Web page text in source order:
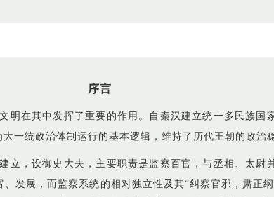
序言
明在其中发挥了重要的作用。自秦汉建立统一多民族国
一统政治体制运行的基本逻辑，维持了历代王朝的政治
立，设御史大夫，主要职责是监察百官，与丞相、太尉
发展，而监察系统的相对独立性及其“纠察官邪，肃正